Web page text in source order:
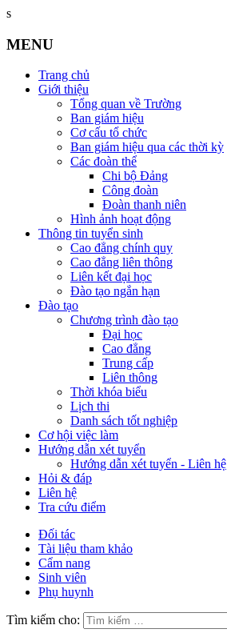
s
MENU
Trang chủ
Giới thiệu
Tổng quan về Trường
Ban giám hiệu
Cơ cấu tổ chức
Ban giám hiệu qua các thời kỳ
Các đoàn thể
Chi bộ Đảng
Công đoàn
Đoàn thanh niên
Hình ảnh hoạt động
Thông tin tuyển sinh
Cao đẳng chính quy
Cao đẳng liên thông
Liên kết đại học
Đào tạo ngắn hạn
Đào tạo
Chương trình đào tạo
Đại học
Cao đẳng
Trung cấp
Liên thông
Thời khóa biểu
Lịch thi
Danh sách tốt nghiệp
Cơ hội việc làm
Hướng dẫn xét tuyển
Hướng dẫn xét tuyển - Liên hệ
Hỏi & đáp
Liên hệ
Tra cứu điểm
Đối tác
Tài liệu tham khảo
Cẩm nang
Sinh viên
Phụ huynh
Tìm kiếm cho: